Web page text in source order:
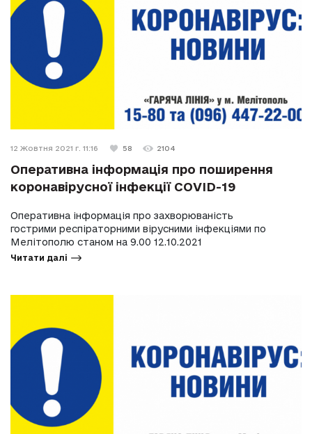
12 Жовтня 2021 г. 11:16 58 2104
Оперативна інформація про поширення
коронавірусної інфекції COVID-19
Оперативна інформація про захворюваність
гострими респіраторними вірусними інфекціями по
Мелітополю станом на 9.00 12.10.2021
Читати далі